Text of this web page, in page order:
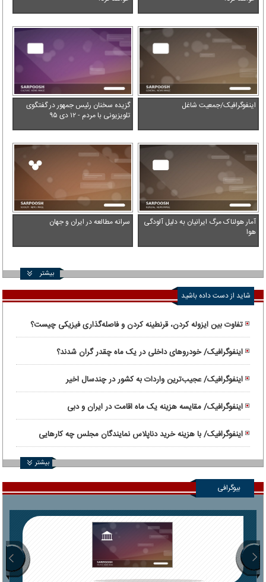
اینفوگرافیک/جمعیت شاغل
گزیده سخنان رئیس جمهور در گفتگوی
تلویزیونی با مردم - ۱۲ دی ۹۵
آمار هولناک مرگ ایرانیان به دلیل آلودگی
هوا
سرانه مطالعه در ایران و جهان
بیشتر
شاید از دست داده باشید
تفاوت بین ایزوله کردن، قرنطینه کردن و فاصله‌گذاری فیزیکی چیست؟
اینفوگرافیک/ خودروهای داخلی در یک ماه چقدر گران شدند؟
اینفوگرافیک/ عجیب‌ترین واردات به کشور در چندسال اخیر
اینفوگرافیک/ مقایسه هزینه یک ماه اقامت در ایران و دبی
اینفوگرافیک/ با هزینه خرید دناپلاس نمایندگان مجلس چه کارهایی
می‌شود انجام داد؟
بیشتر
بیوگرافی